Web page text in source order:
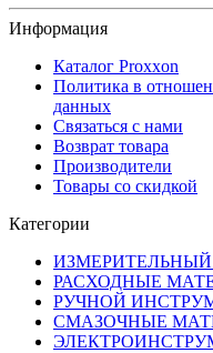
Информация
Каталог Proxxon
Политика в
данных
Связаться с нами
Возврат товара
Производители
Товары со скидкой
Категории
РАСХОДНЫЕ
РУЧНОЙ
СМАЗОЧНЫЕ